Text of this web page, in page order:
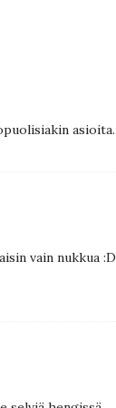
asioita.
vain nukkua :D